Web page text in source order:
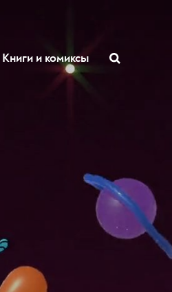
Книги и комиксы